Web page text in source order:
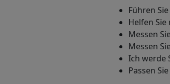
Führen
Helfen
Messen
Messen
Ich werde
Passen